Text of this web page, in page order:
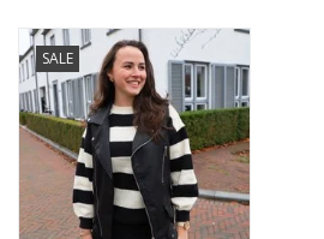
Sieraden
Accessoires
Home deco
SALE
SALE